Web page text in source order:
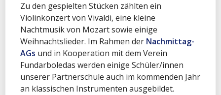
Zu den gespielten Stücken zählten ein
Violinkonzert von Vivaldi, eine kleine
Nachtmusik von Mozart sowie einige
Weihnachtslieder. Im Rahmen der Nachmittag-
AGs und in Kooperation mit dem Verein
Fundarboledas werden einige Schüler/innen
unserer Partnerschule auch im kommenden Jahr
an klassischen Instrumenten ausgebildet.